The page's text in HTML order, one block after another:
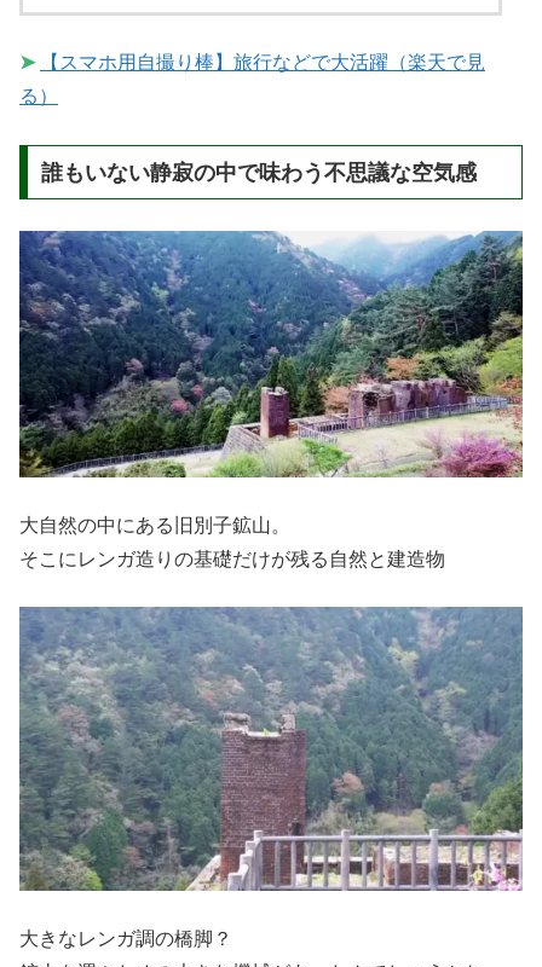
➤
【スマホ用自撮り棒】旅行などで大活躍（楽天で見
る）
誰もいない静寂の中で味わう不思議な空気感
大自然の中にある旧別子鉱山。
そこにレンガ造りの基礎だけが残る自然と建造物
大きなレンガ調の橋脚？